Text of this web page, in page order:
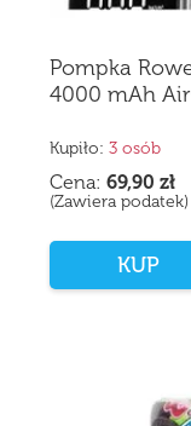
Pompka
4000 mAh
Kupiło: 3 osób
Cena: 69,90 zł
(Zawiera podatek)
KUP